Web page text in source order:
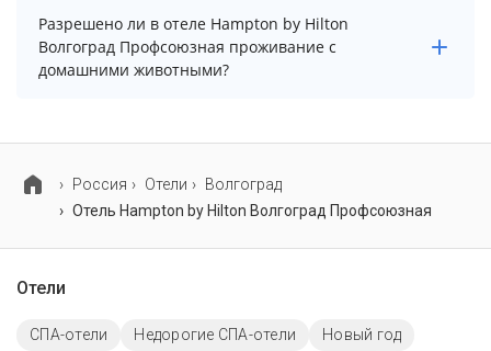
В отеле Hampton by Hilton Волгоград Профсоюзная
есть парковка, уточните информацию перед
бронированием у менеджера, возможно, услуга
оплачивается отдельно.
Разрешено ли в отеле Hampton by Hilton
Волгоград Профсоюзная проживание с
домашними животными?
Россия Отели
Волгоград
Отель Hampton by Hilton Волгоград Профсоюзная
Отели
СПА-отели Недорогие СПА-отели
Новый год